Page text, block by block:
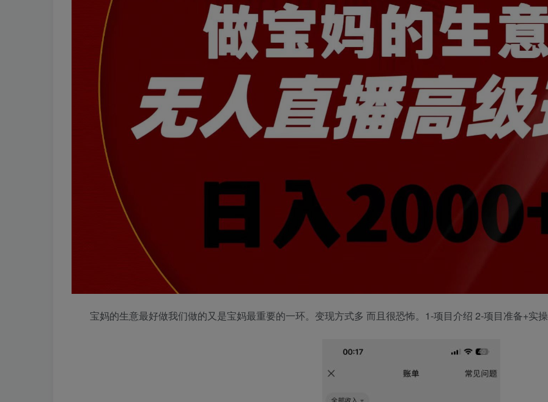
宝妈的生意最好做我们做的又是宝妈最重要的一环。变现方式多 而且很恐怖。1-项目介绍 2-项目准备+实